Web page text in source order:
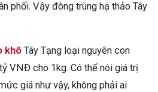
phối. Vậy đông trùng hạ thảo Tây
khô Tây Tạng loại nguyên con
VNĐ cho 1kg. Có thể nói giá trị
giá như vậy, không phải ai